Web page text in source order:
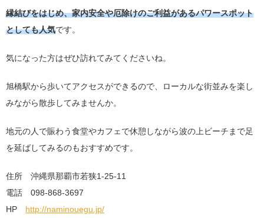
縁結びをはじめ、家内安全や厄除けのご利益があるパワースポット
としても人気です。
気になった方はぜひ訪れてみてくださいね。
旭橋駅から歩いてアクセスができるので、ローカルな街並みを楽し
みながら散歩してみませんか。
地元の人で賑わう食堂やカフェで休憩しながら波の上ビーチまで足
を延ばしてみるのもおすすめです。
住所 沖縄県那覇市若狭1-25-11
電話 098-868-3697
HP http://naminouegu.jp/